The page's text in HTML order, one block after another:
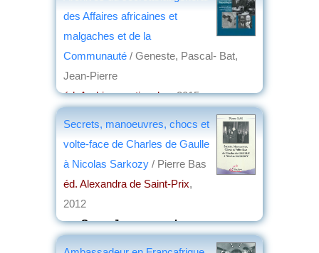
des Affaires africaines et
malgaches et de la
Communauté / Geneste, Pascal- Bat,
Jean-Pierre
éd. Archives nationales, 2015
Secrets, manoeuvres, chocs et
volte-face de Charles de Gaulle
à Nicolas Sarkozy / Pierre Bas
éd. Alexandra de Saint-Prix,
2012
parSerge Jacquemond